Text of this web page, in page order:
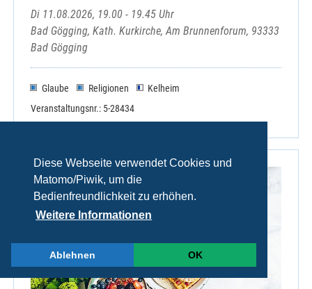
Diese Webseite verwendet Cookies und
Matomo/Piwik, um die
Bedienfreundlichkeit zu erhöhen.
Weitere Informationen
Ablehnen OK
Di 11.08.2026, 19.00 - 19.45 Uhr
Bad Gögging, Kath. Kurkirche, Am Brunnenforum, 93333
Bad Gögging
Glaube Religionen
Kelheim
Veranstaltungsnr.: 5-28434